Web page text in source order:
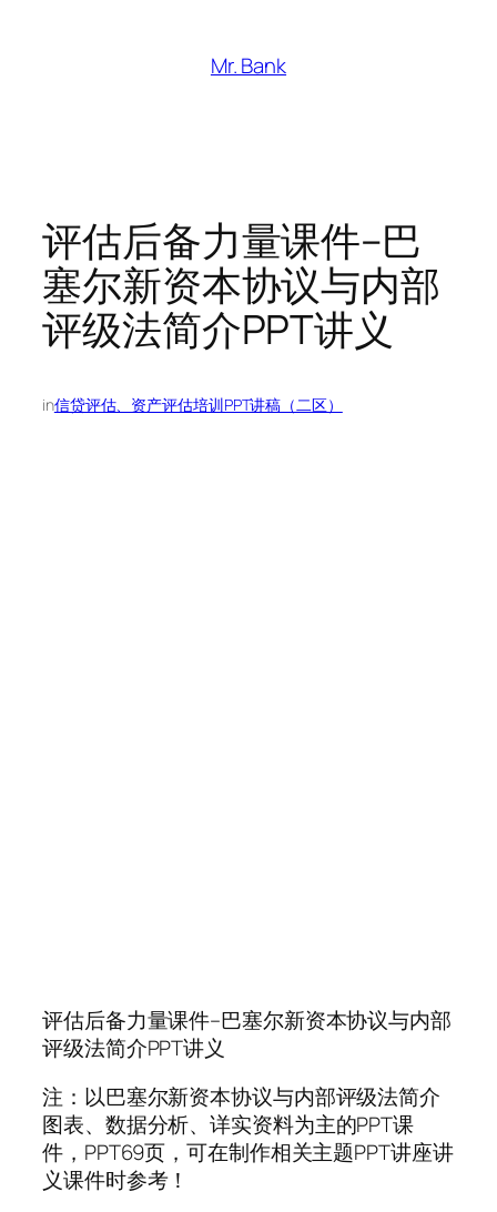
Mr. Bank
评估后备力量课件–巴
塞尔新资本协议与内部
评级法简介PPT讲义
in信贷评估、资产评估培训PPT讲稿（二区）
评估后备力量课件–巴塞尔新资本协议与内部
评级法简介PPT讲义
注：以巴塞尔新资本协议与内部评级法简介
图表、数据分析、详实资料为主的PPT课
件，PPT69页，可在制作相关主题PPT讲座讲
义课件时参考！